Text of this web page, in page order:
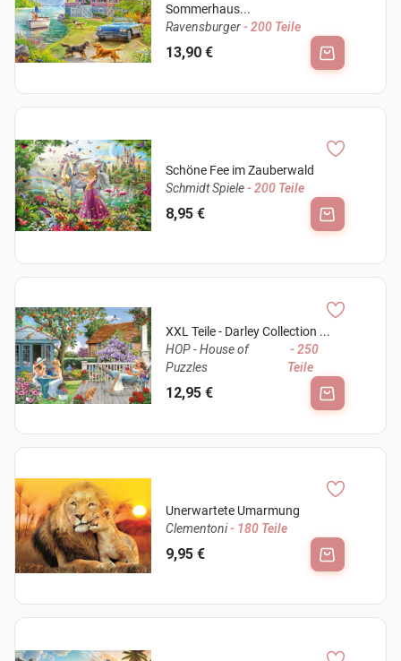
Sommerhaus...
Ravensburger- 200 Teile
13,90 €
Schöne Fee im Zauberwald
Schmidt Spiele- 200 Teile
8,95 €
XXL Teile - Darley Collection ...
HOP - House of
Puzzles
- 250
Teile
12,95 €
Unerwartete Umarmung
Clementoni- 180 Teile
9,95 €